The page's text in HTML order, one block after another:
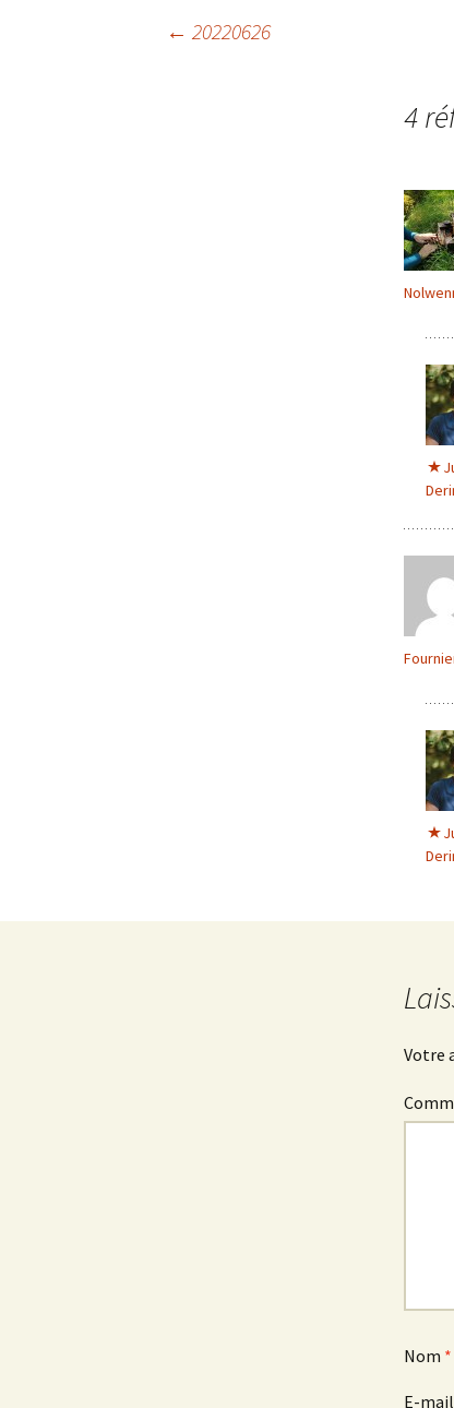
Navigation
← 20220626
4
Votre
Nom *
E-mail